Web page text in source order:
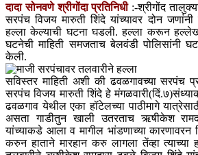
दादा सोनवणे श्रीगोंदा प्रतिनिधी :-श्रीगोंद
सरपंच विजय मारुती शिंदे यांच्यावर दोन
हल्ला केल्याची घटना घडली. हल्ला करून
घटनेची माहिती समजताच बेलवंडी पोलिसांनी
केली.
सविस्तर माहिती अशी की ढवळगावच्या सरपंच
सरपंच विजय मारुती शिंदे हे
ढवळगाव येथील एका हॉटेलच्या पाठीमागे
असता गाडीतुन खाली उतरताच ऋषीकेश
यांच्याकडे आला व मागील भांडणाच्या
करुन हाताने मारहान करु लागला तेंव्हा